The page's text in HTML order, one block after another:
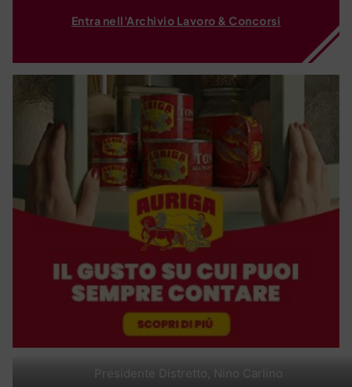
Presidente Distretto, Nino Carlino
Entra nell'Archivio Lavoro & Concorsi